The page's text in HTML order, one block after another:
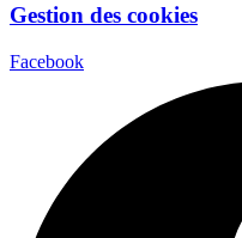
Gestion des cookies
Facebook